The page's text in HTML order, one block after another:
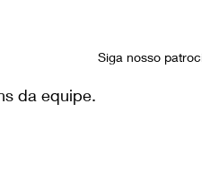
Siga nosso
da equipe.